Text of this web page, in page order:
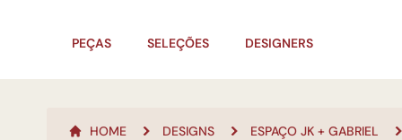
PEÇAS SELEÇÕES DESIGNERS
HOME DESIGNS ESPAÇO JK + GABRIEL